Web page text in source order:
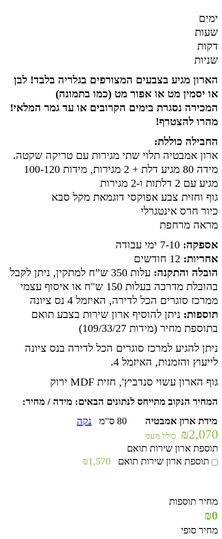
ימים
שעות
דקות
שניות
הארון מגיע בצבעים המצורפים בגלריה בלבד! לבן
או יסמין מט או אפור מט (כמו בתמונה)
המכירה נסגרת בימים הקרובים או עד גמר המלאי!
מהרו להצטרף!
החבילה כוללת:
ארון אמבטיה תלוי שתי מגירות עם טריקה שקטה.
מידה 80 מגיע דלת + 2 מגירות, מידות 100-120
מגיע עם 2 דלתות ו-2 מגירות
גוף וחזית צבע אפוקסי דוגמאת מקל סבא
כיור חרס אינטגרלי
מראה מרחפת
אספקה:
אחריות:
הובלה והתקנה:
עלות 350 ש”ח למתקין, ניתן לקבל
בהובלת מדרכה בעלות 150 ש"ח או איסוף עצמי
ממרכז סוגרים הכל לדירה, האיזמל 4 נס ציונה
תוספות: ניתן להוסיף ארון שירות בצבע תואם
בתוספת מחיר (מידות 109/33/27)
ניתן להגיע למרכז סוגרים הכל לדירה בנס ציונה
לייעוץ והזמנות, האיזמל 4.
גוף הארון עשוי סנדביץ', חזית MDF ירוק
המחיר הנקוב מתייחס לנתונים הבאים: מידה / מחיר:
מידת ארון אמבטיה
80 ס"מ נקה
₪2,070 כולל מעמ
תוספת ארון שירות תואם
תוספת ארון שירות תואם
₪1,570
מחיר תוספות
₪0
מחיר סופי